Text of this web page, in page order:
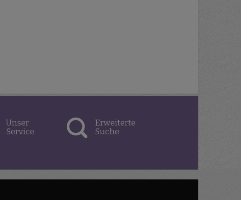
Unser
Service
Erweiterte
Suche